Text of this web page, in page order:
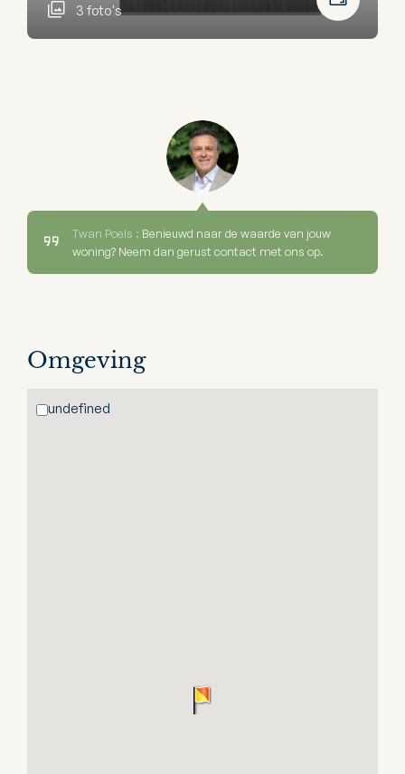
3 foto's
Twan Poels : Benieuwd naar de waarde van jouw
woning? Neem dan gerust contact met ons op.
Omgeving
undefined